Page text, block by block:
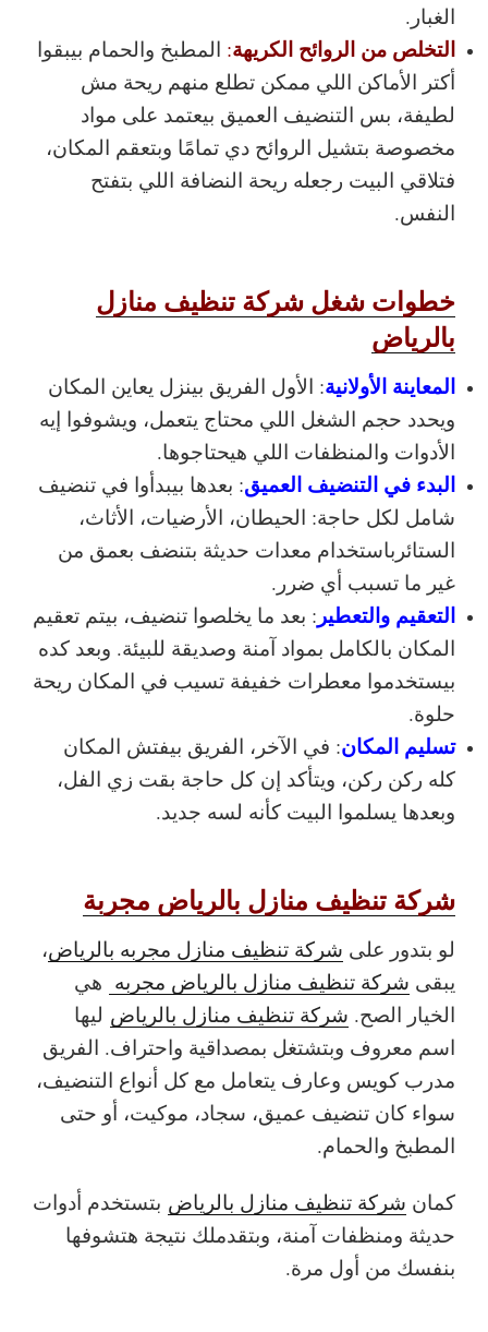
الغبار.
التخلص من الروائح الكريهة: المطبخ والحمام بيبقوا
أكتر الأماكن اللي ممكن تطلع منهم ريحة مش
لطيفة، بس التنضيف العميق بيعتمد على مواد
مخصوصة بتشيل الروائح دي تمامًا وبتعقم المكان،
فتلاقي البيت رجعله ريحة النضافة اللي بتفتح
النفس.
خطوات شغل شركة تنظيف منازل
بالرياض
المعاينة الأولانية: الأول الفريق بينزل يعاين المكان
ويحدد حجم الشغل اللي محتاج يتعمل، ويشوفوا إيه
الأدوات والمنظفات اللي هيحتاجوها.
البدء في التنضيف العميق: بعدها بيبدأوا في تنضيف
شامل لكل حاجة: الحيطان، الأرضيات، الأثاث،
الستائرباستخدام معدات حديثة بتنضف بعمق من
غير ما تسبب أي ضرر.
التعقيم والتعطير : بعد ما يخلصوا تنضيف، بيتم تعقيم
المكان بالكامل بمواد آمنة وصديقة للبيئة. وبعد كده
بيستخدموا معطرات خفيفة تسيب في المكان ريحة
حلوة.
تسليم المكان: في الآخر، الفريق بيفتش المكان
كله ركن ركن، ويتأكد إن كل حاجة بقت زي الفل،
وبعدها يسلموا البيت كأنه لسه جديد.
شركة تنظيف منازل بالرياض مجربة
لو بتدور على شركة تنظيف منازل مجربه بالرياض،
يبقى شركة تنظيف منازل بالرياض مجربه هي
الخيار الصح. شركة تنظيف منازل بالرياض ليها
اسم معروف وبتشتغل بمصداقية واحتراف. الفريق
مدرب كويس وعارف يتعامل مع كل أنواع التنضيف،
سواء كان تنضيف عميق، سجاد، موكيت، أو حتى
المطبخ والحمام.
كمان شركة تنظيف منازل بالرياض بتستخدم أدوات
حديثة ومنظفات آمنة، وبتقدملك نتيجة هتشوفها
بنفسك من أول مرة.